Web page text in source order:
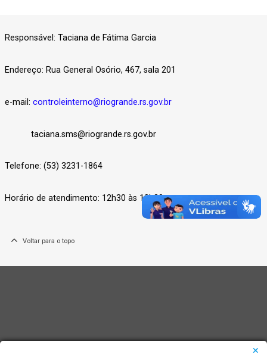
Responsável: Taciana de Fátima Garcia
Endereço: Rua General Osório, 467, sala 201
e-mail: controleinterno@riogrande.rs.gov.br
taciana.sms@riogrande.rs.gov.br
Telefone: (53) 3231-1864
Horário de atendimento: 12h30 às 18h30
Voltar para o topo